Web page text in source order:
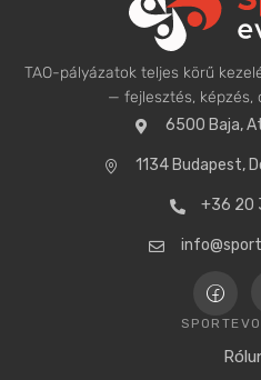
TAO-pályázatok teljes körű
— fejlesztés, képzés,
6500 Baja,
1134 Budapest,
+36 20